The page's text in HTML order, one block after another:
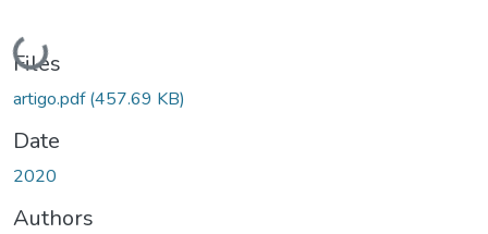
Loading...
Files
artigo.pdf(457.69 KB)
Date
2020
Authors